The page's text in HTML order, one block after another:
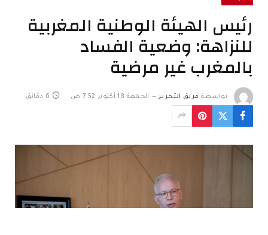
رئيس الهيئة الوطنية المغربية
للنزاهة: وضعية الفساد
بالمغرب غير مرضية
بواسطة فريق التحرير الجمعة 18 أكتوبر 7:52 ص 6 دقائق